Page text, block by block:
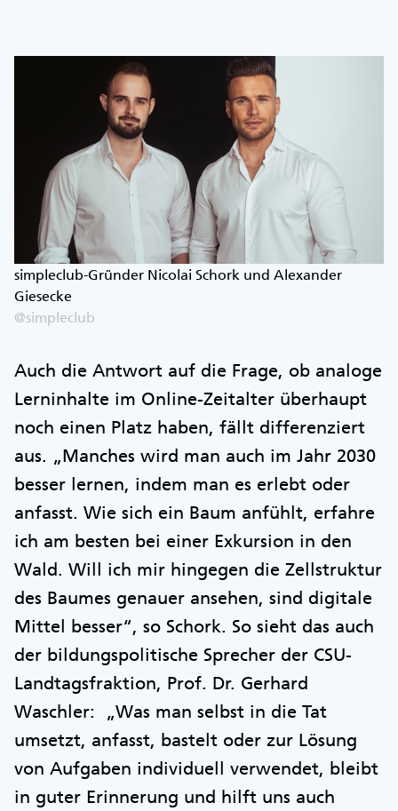
simpleclub-Gründer Nicolai Schork und Alexander
Giesecke
@simpleclub
Auch die Antwort auf die Frage, ob analoge
Lerninhalte im Online-Zeitalter überhaupt
noch einen Platz haben, fällt differenziert
aus. „Manches wird man auch im Jahr 2030
besser lernen, indem man es erlebt oder
anfasst. Wie sich ein Baum anfühlt, erfahre
ich am besten bei einer Exkursion in den
Wald. Will ich mir hingegen die Zellstruktur
des Baumes genauer ansehen, sind digitale
Mittel besser“, so Schork. So sieht das auch
der bildungspolitische Sprecher der CSU-
Landtagsfraktion, Prof. Dr. Gerhard
Waschler: „Was man selbst in die Tat
umsetzt, anfasst, bastelt oder zur Lösung
von Aufgaben individuell verwendet, bleibt
in guter Erinnerung und hilft uns auch